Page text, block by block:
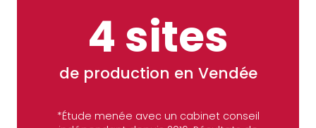
4 sites
de production en Vendée
*Étude menée avec un cabinet conseil